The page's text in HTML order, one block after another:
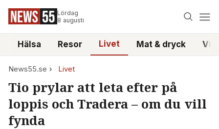
Lördag
8 augusti
Hälsa Resor Livet Mat & dryck
News55.se Livet
Tio prylar att leta efter på
loppis och Tradera – om du vill
fynda